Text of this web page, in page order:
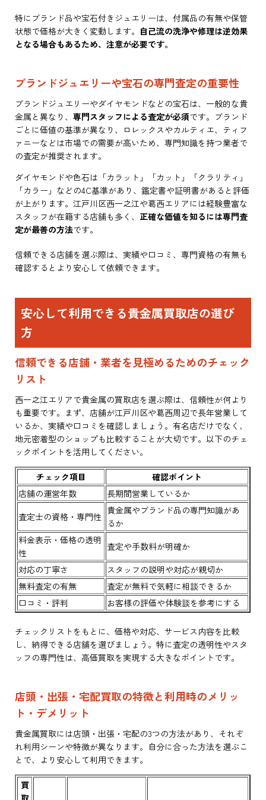
特にブランド品や宝石付きジュエリーは、付属品の有無や保管
状態で価格が大きく変動します。 自己流の洗浄や修理は逆効果
となる場合もあるため、注意が必要です。
ブランドジュエリーや宝石の専門査定の重要性
ブランドジュエリーやダイヤモンドなどの宝石は、一般的な貴
金属と異なり、専門スタッフによる査定が必須です。ブランド
ごとに価値の基準が異なり、ロレックスやカルティエ、ティフ
ァニーなどは市場での需要が高いため、専門知識を持つ業者で
の査定が推奨されます。
ダイヤモンドや色石は「カラット」「カット」「クラリティ」
「カラー」などの4C基準があり、鑑定書や証明書があると評価
が上がります。江戸川区西一之江や葛西エリアには経験豊富な
スタッフが在籍する店舗も多く、 正確な価値を知るには専門査
定が最善の方法です。
信頼できる店舗を選ぶ際は、実績や口コミ、専門資格の有無も
確認するとより安心して依頼できます。
安心して利用できる貴金属買取店の選び
方
信頼できる店舗・業者を見極めるためのチェック
リスト
西一之江エリアで貴金属の買取店を選ぶ際は、信頼性が何より
も重要です。まず、店舗が江戸川区や葛西周辺で長年営業して
いるか、実績や口コミを確認しましょう。有名店だけでなく、
地元密着型のショップも比較することが大切です。以下のチェ
ックポイントを活用してください。
チェック項目
確認ポイント
店舗の運営年数
長期間営業しているか
査定士の資格・専門性
貴金属やブランド品の専門知識があ
るか
料金表示・価格の透明
性
査定や手数料が明確か
対応の丁寧さ
スタッフの説明や対応が親切か
無料査定の有無
査定が無料で気軽に相談できるか
口コミ・評判
お客様の評価や体験談を参考にする
チェックリストをもとに、価格や対応、サービス内容を比較
し、納得できる店舗を選びましょう。特に査定の透明性やスタ
ッフの専門性は、高価買取を実現する大きなポイントです。
店頭・出張・宅配買取の特徴と利用時のメリッ
ト・デメリット
貴金属買取には店頭・出張・宅配の3つの方法があり、それぞ
れ利用シーンや特徴が異なります。自分に合った方法を選ぶこ
とで、より安心して利用できます。
買
取